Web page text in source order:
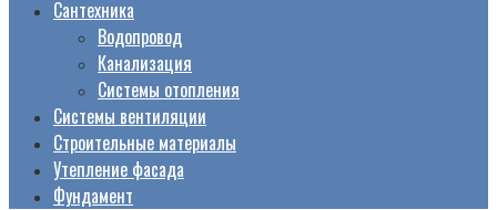
Сантехника
Водопровод
Канализация
Системы отопления
Системы вентиляции
Строительные материалы
Утепление фасада
Фундамент